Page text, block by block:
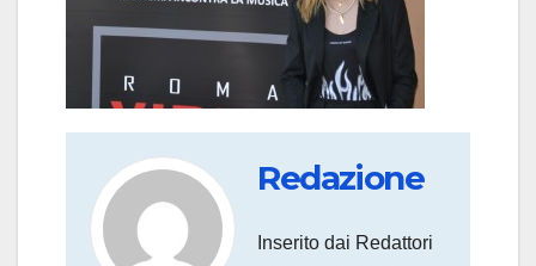
Redazione
Inserito dai Redattori